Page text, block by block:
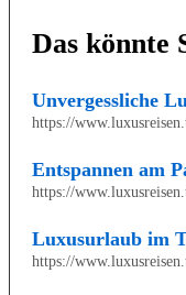
Das könnte
Unvergessliche
https://
Entspannen am
https://
Luxusurlaub im
https://